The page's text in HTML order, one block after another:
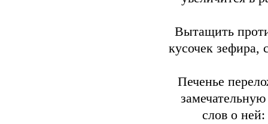
Вытащить
кусочек зефира,
Печенье
слов о ней: